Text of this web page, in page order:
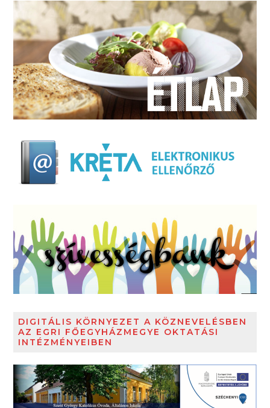
DIGITÁLIS KÖRNYEZET A KÖZNEVELÉSBEN
AZ EGRI FŐEGYHÁZMEGYE OKTATÁSI
INTÉZMÉNYEIBEN